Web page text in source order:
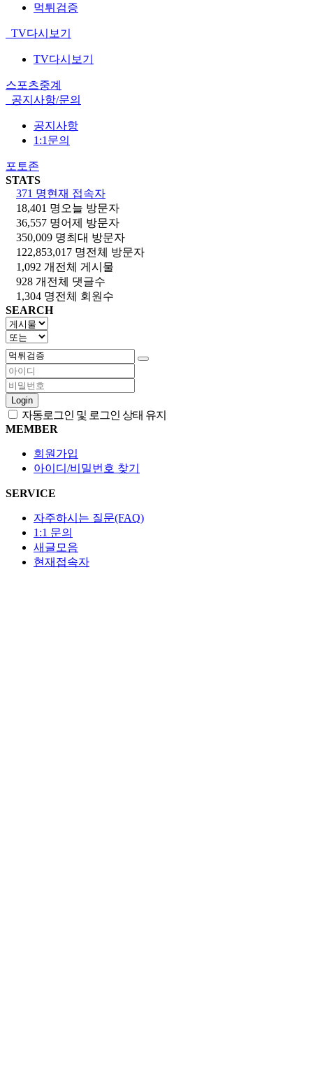
먹튀검증
TV다시보기
TV다시보기
스포츠중계
공지사항/문의
공지사항
1:1문의
포토존
STATS
371 명현재 접속자
18,401 명 오늘 방문자
36,557 명어제 방문자
350,009 명최대 방문자
122,853,017 명전체 방문자
1,092 개 전체 게시물
928 개 전체 댓글수
1,304 명전체 회원수
SEARCH
Login
자동로그인 및 로그인 상태 유지
MEMBER
회원가입
아이디/비밀번호 찾기
SERVICE
자주하시는 질문(FAQ)
1:1 문의
새글모음
현재접속자